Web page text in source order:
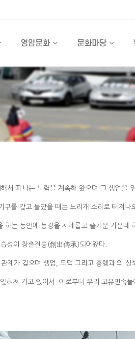
영암문화 문화마당
서 피나는 노력을 계속해 왔으며 그 생업을
를 갖고 놀았을 때는 노리개 소리로 터져나
하는 동안에 농경을 지혜롭고 즐거운 가운데
성이 창출전승(創出傳承)되어왔다.
계가 깊으며 생업, 도덕 그리고 홍행과 의
혀져 가고 있어서 이로부터 우리 고유민속